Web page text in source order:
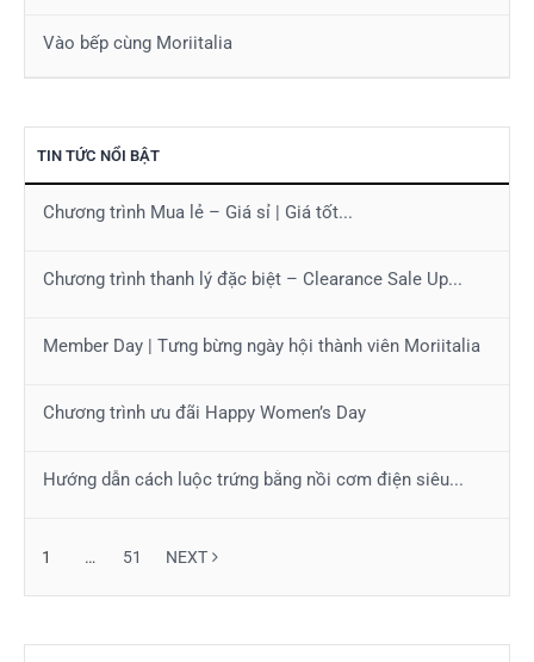
Vào bếp cùng Moriitalia
TIN TỨC NỔI BẬT
Chương trình Mua lẻ – Giá sỉ | Giá tốt...
Chương trình thanh lý đặc biệt – Clearance Sale Up...
Member Day | Tưng bừng ngày hội thành viên Moriitalia
Chương trình ưu đãi Happy Women’s Day
Hướng dẫn cách luộc trứng bằng nồi cơm điện siêu...
1 … 51 NEXT